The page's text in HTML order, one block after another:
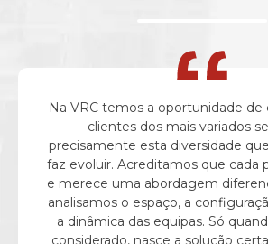
Na VRC temos a oportunidade de
clientes dos mais variados
precisamente esta diversidade
faz evoluir. Acreditamos que cada
e merece uma abordagem
analisamos o espaço, a
a dinâmica das equipas. Só